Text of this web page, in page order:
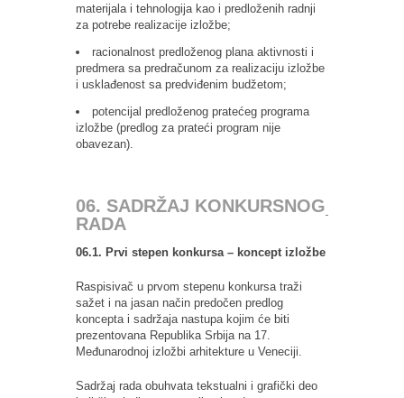
materijala i tehnologija kao i predloženih radnji
za potrebe realizacije izložbe;
racionalnost predloženog plana aktivnosti i
predmera sa predračunom za realizaciju izložbe
i usklađenost sa predviđenim budžetom;
potencijal predloženog pratećeg programa
izložbe (predlog za prateći program nije
obavezan).
06. SADRŽAJ KONKURSNOG
RADA
06.1. Prvi stepen konkursa – koncept izložbe
Raspisivač u prvom stepenu konkursa traži
sažet i na jasan način predočen predlog
koncepta i sadržaja nastupa kojim će biti
prezentovana Republika Srbija na 17.
Međunarodnoj izložbi arhitekture u Veneciji.
Sadržaj rada obuhvata tekstualni i grafički deo